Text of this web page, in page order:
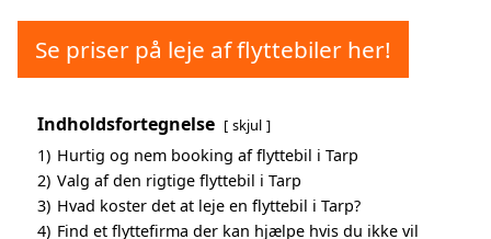
Se priser på leje af flyttebiler her!
Indholdsfortegnelse skjul
1) Hurtig og nem booking af flyttebil i Tarp
2) Valg af den rigtige flyttebil i Tarp
3) Hvad koster det at leje en flyttebil i Tarp?
4) Find et flyttefirma der kan hjælpe hvis du ikke vil